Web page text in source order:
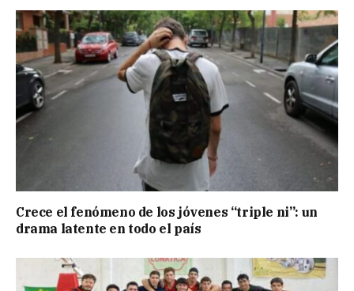
Crece el fenómeno de los jóvenes “triple ni”: un
drama latente en todo el país